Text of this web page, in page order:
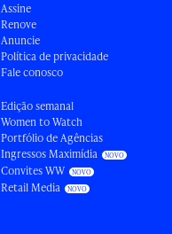
Assine
Renove
Anuncie
Política de privacidade
Fale conosco
Edição semanal
Women to Watch
Portfólio de Agências
Ingressos Maximídia
Convites WW
Retail Media